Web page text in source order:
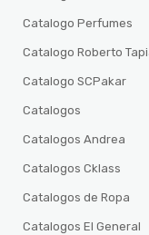
Catalogo Perfumes
Catalogo Roberto
Catalogo SCPakar
Catalogos
Catalogos Andrea
Catalogos Cklass
Catalogos de Ropa
Catalogos El General